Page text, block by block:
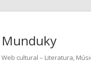
Munduky
Web cultural – Literatura,